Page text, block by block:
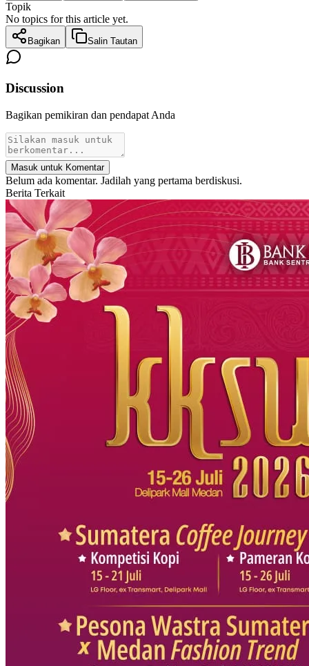
Topik
No topics for this article yet.
Bagikan Salin Tautan
Discussion
Bagikan pemikiran dan pendapat Anda
Masuk untuk Komentar
Belum ada komentar. Jadilah yang pertama berdiskusi.
Berita Terkait